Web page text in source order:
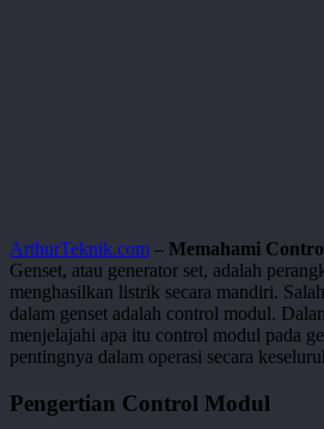
ArthurTeknik.com – Memahami
Genset, atau generator set, adalah
menghasilkan listrik secara mandiri.
dalam genset adalah control modul.
menjelajahi apa itu control modul pada
pentingnya dalam operasi secara
Pengertian Control Modul